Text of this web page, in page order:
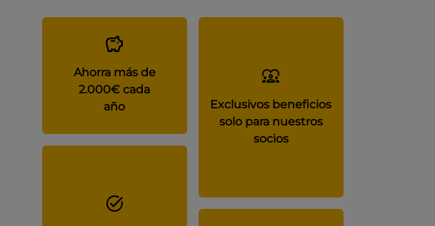
Ahorra más de
2.000€ cada
año
Exclusivos beneficios
solo para nuestros
socios